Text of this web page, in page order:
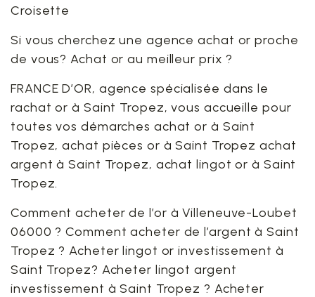
Croisette
Si vous cherchez une agence achat or proche
de vous? Achat or au meilleur prix ?
FRANCE D’OR, agence spécialisée dans le
rachat or à Saint Tropez, vous accueille pour
toutes vos démarches achat or à Saint
Tropez, achat pièces or à Saint Tropez achat
argent à Saint Tropez, achat lingot or à Saint
Tropez.
Comment acheter de l’or à Villeneuve-Loubet
06000 ? Comment acheter de l’argent à Saint
Tropez ? Acheter lingot or investissement à
Saint Tropez? Acheter lingot argent
investissement à Saint Tropez ? Acheter